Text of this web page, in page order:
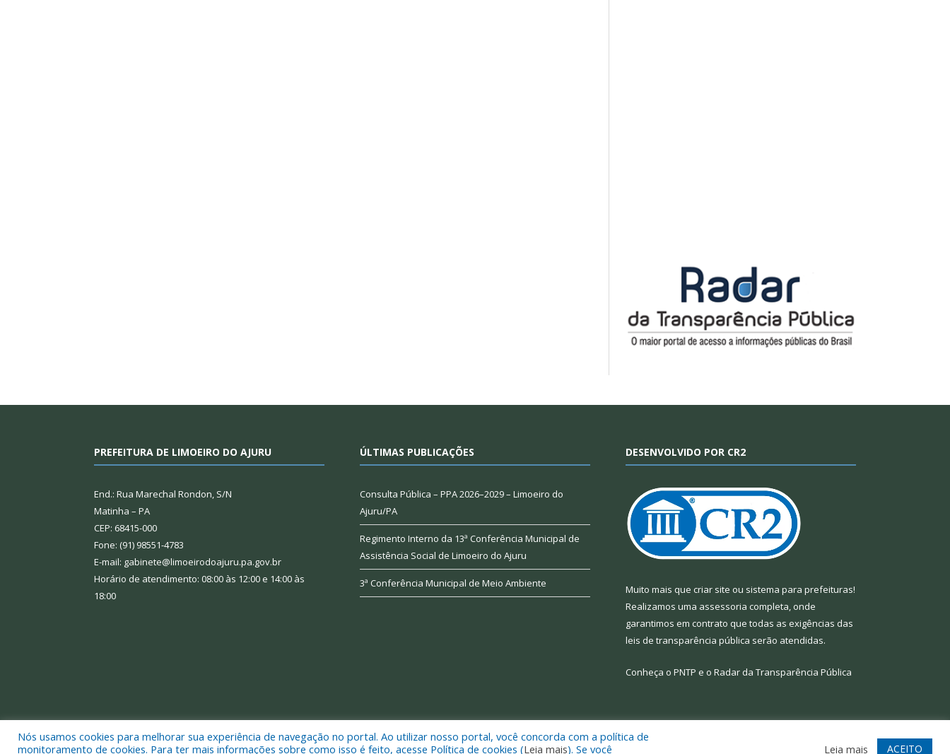
PREFEITURA DE LIMOEIRO DO AJURU
End.: Rua Marechal Rondon, S/N
Matinha – PA
CEP: 68415-000
Fone: (91) 98551-4783
E-mail: gabinete@limoeirodoajuru.pa.gov.br
Horário de atendimento: 08:00 às 12:00 e 14:00 às
18:00
ÚLTIMAS PUBLICAÇÕES
Consulta Pública – PPA 2026–2029 – Limoeiro do
Ajuru/PA
Regimento Interno da 13ª Conferência Municipal de
Assistência Social de Limoeiro do Ajuru
3ª Conferência Municipal de Meio Ambiente
DESENVOLVIDO POR CR2
Muito mais que criar site ou sistema para prefeituras!
Realizamos uma assessoria completa, onde
garantimos em contrato que todas as exigências das
leis de transparência pública serão atendidas.
Conheça o PNTP e o Radar da Transparência Pública
Todos os direitos reservados a Prefeitura Municipal de Limoeiro do Ajuru. Mapa do Site Acessar Webmail
Nós usamos cookies para melhorar sua experiência de navegação no portal. Ao utilizar nosso portal, você concorda com a política de
monitoramento de cookies. Para ter mais informações sobre como isso é feito, acesse Política de cookies (Leia mais). Se você Leia mais ACEITO